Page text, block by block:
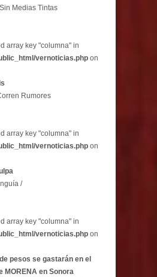
Medias Tintas
array key "columna" in
vernoticias.php on
Rumores
array key "columna" in
vernoticias.php on
/
array key "columna" in
vernoticias.php on
pesos se gastarán en el
MORENA en Sonora